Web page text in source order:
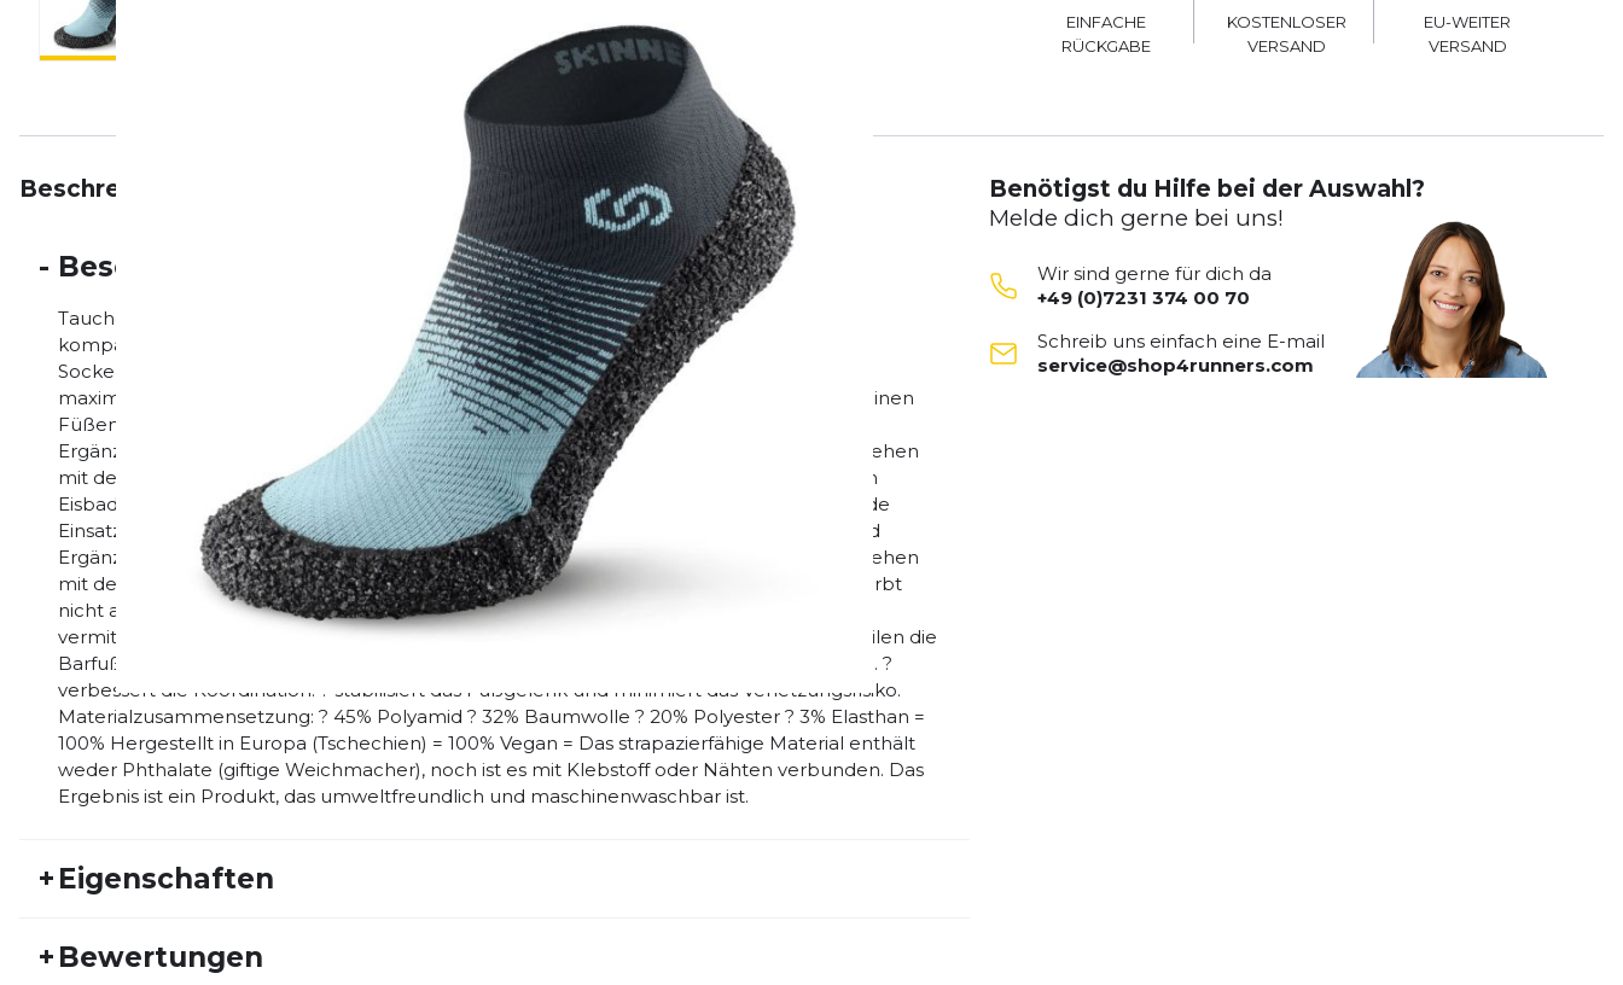
EINFACHE
RÜCKGABE
KOSTENLOSER
VERSAND
EU-WEITER
VERSAND
Beschreibung Bewertungen
- Beschreibung
Tauche jetzt ein in das freie und doch geschützte Gefühl mit Skinners Sockenschuhe. Die
kompakte Größe und die geniale 3mm dünne Barfuß Sohle machen aus den Skinners
Sockenschuhen den perfekten Begleiter für dich. Hervorragender Grip und Schutz bei
maximalen Komfort! Zusätzlich mobilisierst & trainierst du alle Muskeln und Gelenke in deinen
Füßen. Eben fast wie Barfuß, dennoch hygienisch & geschützt. Das ideale Allround
Ergänzungsschuhwerk für deinen Alltag: Wandern, Spaziergänge, Fitness & Sport, Gassi Gehen
mit dem Hund oder als richtig komfortable Badeschuhe im Sommer oder im Winter zum
Eisbaden. Sockenschuhe sind ein Minimalschuhwerk! Du wirst für jede Jahreszeit passende
Einsatzbereiche/ Aktivitäten für das Tragen von Sockenschuhe finden! Das ideale Allround
Ergänzungsschuhwerk für deinen Alltag: Wandern, Spaziergänge, Fitness & Sport, Gassi Gehen
mit dem Hund oder als richtig komfortable Badeschuhe. Übrigens, die schwarze Sohle färbt
nicht ab und hinterlässt keine Spuren auf Parkett oder ähnlich - Skinners Sockenschuhe
vermitteln dir ein komplett neues Laufgefühl und zusätzlich profitierst du von allen Vorteilen die
Barfuß Gehen mit sich bringt: ? kräftigt die Fußmuskulatur. ? trainiert Bänder und Sehnen. ?
verbessert die Koordination. ? stabilisiert das Fußgelenk und minimiert das Verletzungsrisiko.
Materialzusammensetzung: ? 45% Polyamid ? 32% Baumwolle ? 20% Polyester ? 3% Elasthan =
100% Hergestellt in Europa (Tschechien) = 100% Vegan = Das strapazierfähige Material enthält
weder Phthalate (giftige Weichmacher), noch ist es mit Klebstoff oder Nähten verbunden. Das
Ergebnis ist ein Produkt, das umweltfreundlich und maschinenwaschbar ist.
+ Eigenschaften
Geschlecht:
+ Bewertungen
Benötigst du Hilfe bei der Auswahl?
Melde dich gerne bei uns!
Wir sind gerne für dich da
+49 (0)7231 374 00 70
Schreib uns einfach eine E-mail
service@shop4runners.com